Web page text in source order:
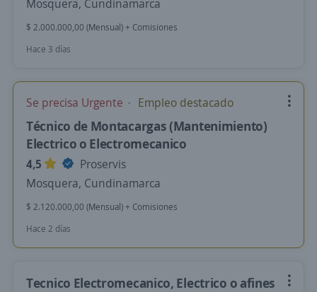
Mosquera, Cundinamarca
$ 2.000.000,00 (Mensual) + Comisiones
Hace 3 días
Se precisa Urgente Empleo destacado
Técnico de Montacargas (Mantenimiento)
Electrico o Electromecanico
4,5
Proservis
Mosquera, Cundinamarca
$ 2.120.000,00 (Mensual) + Comisiones
Hace 2 días
Tecnico Electromecanico, Electrico o afines